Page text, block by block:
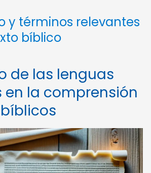
y términos relevantes
bíblico
de las lenguas
la comprensión